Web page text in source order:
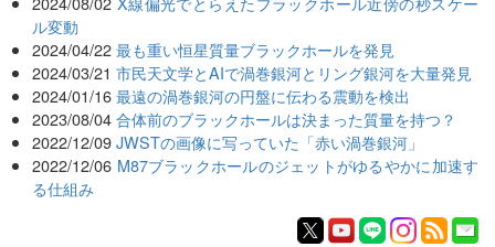
ル変動
2024/04/22 最も重い恒星質量ブラックホールを発見
2024/03/21 市民天文学とAIで渦巻銀河とリング銀河を大量発見
2024/01/16 最遠の渦巻銀河の円盤に伝わる震動を検出
2023/08/04 合体前のブラックホールは決まった質量を持つ？
2022/12/09 JWSTの画像に写っていた「赤い渦巻銀河」
2022/12/06 M87ブラックホールのジェットがゆるやかに加速す
る仕組み